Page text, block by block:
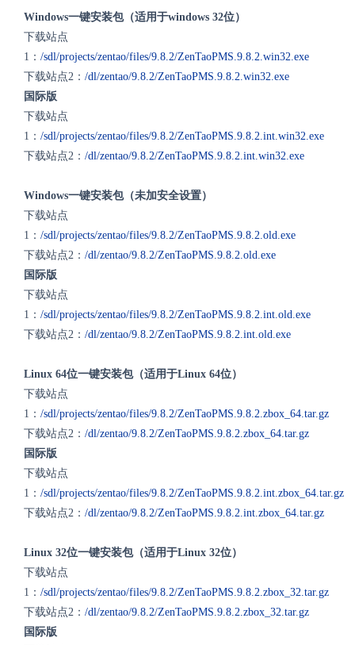
Windows一键安装包（适用于windows 32位）
下载站点
1： /sdl/projects/zentao/files/9.8.2/ZenTaoPMS.9.8.2.win32.exe
下载站点2： /dl/zentao/9.8.2/ZenTaoPMS.9.8.2.win32.exe
国际版
下载站点
1： /sdl/projects/zentao/files/9.8.2/ZenTaoPMS.9.8.2.int.win32.exe
下载站点2： /dl/zentao/9.8.2/ZenTaoPMS.9.8.2.int.win32.exe
Windows一键安装包（未加安全设置）
下载站点
1： /sdl/projects/zentao/files/9.8.2/ZenTaoPMS.9.8.2.old.exe
下载站点2： /dl/zentao/9.8.2/ZenTaoPMS.9.8.2.old.exe
国际版
下载站点
1： /sdl/projects/zentao/files/9.8.2/ZenTaoPMS.9.8.2.int.old.exe
下载站点2： /dl/zentao/9.8.2/ZenTaoPMS.9.8.2.int.old.exe
Linux 64位一键安装包（适用于Linux 64位）
下载站点
1： /sdl/projects/zentao/files/9.8.2/ZenTaoPMS.9.8.2.zbox_64.tar.gz
下载站点2： /dl/zentao/9.8.2/ZenTaoPMS.9.8.2.zbox_64.tar.gz
国际版
下载站点
1： /sdl/projects/zentao/files/9.8.2/ZenTaoPMS.9.8.2.int.zbox_64.tar.gz
下载站点2： /dl/zentao/9.8.2/ZenTaoPMS.9.8.2.int.zbox_64.tar.gz
Linux 32位一键安装包（适用于Linux 32位）
下载站点
1： /sdl/projects/zentao/files/9.8.2/ZenTaoPMS.9.8.2.zbox_32.tar.gz
下载站点2： /dl/zentao/9.8.2/ZenTaoPMS.9.8.2.zbox_32.tar.gz
国际版